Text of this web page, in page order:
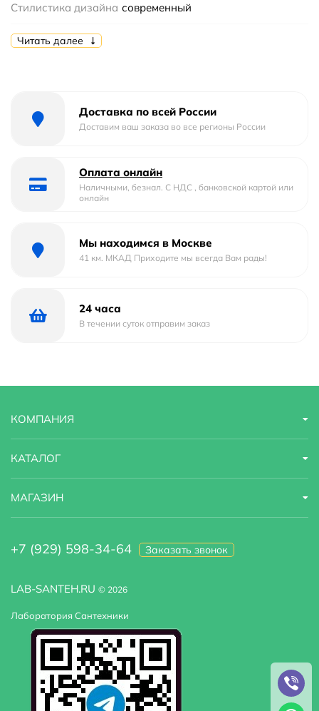
Стилистика дизайна современный
Форма прямоугольная
Фаянс
Установка над стиральную машину :
Гарантийный срок 5 лет
N 78444
Читать далее
Доставка по всей России
Доставим ваш заказа во все регионы России
Оплата онлайн
Наличными, безнал. С НДС , банковской картой или
онлайн
Мы находимся в Москве
41 км. МКАД Приходите мы всегда Вам рады!
24 часа
В течении суток отправим заказ
LAB-SANTEH.RU © 2026
Лаборатория Сантехники
КОМПАНИЯ
КАТАЛОГ
МАГАЗИН
+7 (929) 598-34-64 Заказать звонок